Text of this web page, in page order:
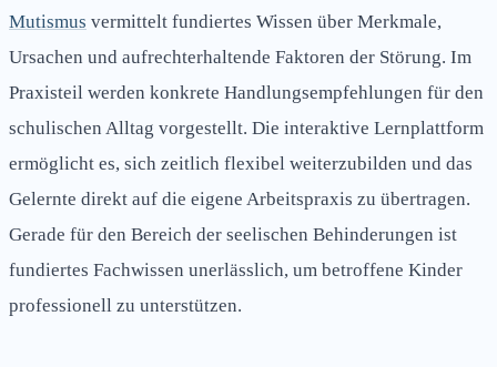
Mutismus vermittelt fundiertes Wissen über Merkmale,
Ursachen und aufrechterhaltende Faktoren der Störung. Im
Praxisteil werden konkrete Handlungsempfehlungen für den
schulischen Alltag vorgestellt. Die interaktive Lernplattform
ermöglicht es, sich zeitlich flexibel weiterzubilden und das
Gelernte direkt auf die eigene Arbeitspraxis zu übertragen.
Gerade für den Bereich der seelischen Behinderungen ist
fundiertes Fachwissen unerlässlich, um betroffene Kinder
professionell zu unterstützen.